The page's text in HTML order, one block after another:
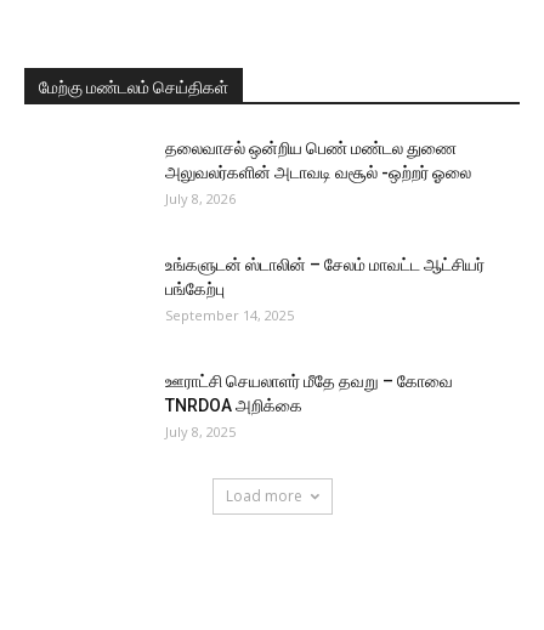
மேற்கு மண்டலம் செய்திகள்
தலைவாசல் ஒன்றிய பெண் மண்டல துணை
அலுவலர்களின் அடாவடி வசூல் -ஒற்றர் ஓலை
July 8, 2026
உங்களுடன் ஸ்டாலின் – சேலம் மாவட்ட ஆட்சியர்
பங்கேற்பு
September 14, 2025
ஊராட்சி செயலாளர் மீதே தவறு – கோவை
TNRDOA அறிக்கை
July 8, 2025
Load more